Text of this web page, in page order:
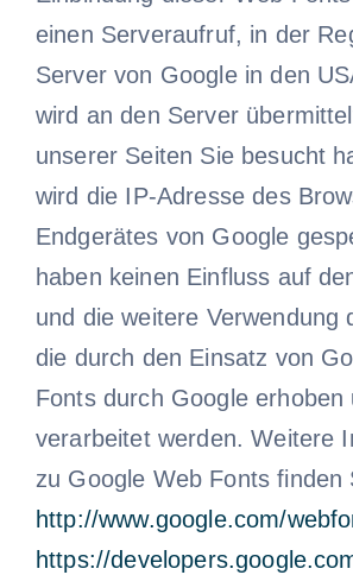
einen Serveraufruf, in der
Server von Google in den
wird an den Server
unserer Seiten Sie besucht
wird die IP-Adresse des
Endgerätes von Google
haben keinen Einfluss auf
und die weitere Verwendung
die durch den Einsatz von
Fonts durch Google erhoben
verarbeitet werden. Weitere
zu Google Web Fonts finden
http://www.google.com/
https://